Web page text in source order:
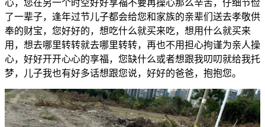
心，您在另一个时空好好享福不要再操心那么辛苦，仔细节俭
了一辈子，逢年过节儿子都会给您和家族的亲辈们送去孝敬供
奉的财宝，您好好的，想吃什么就买来吃，想用什么就买来
用，想去哪里转转就去哪里转转，再也不用担心拘谨为亲人操
心，好好开开心心的享福，您缺什么或者想跟我叨叨就给我托
梦，儿子我也有好多话想跟您说，好好的爸爸，抱抱您。